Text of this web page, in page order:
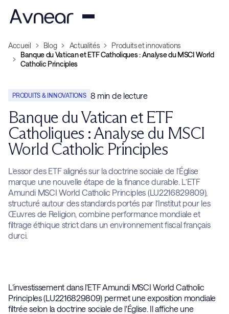
Accueil Blog Actualités
Produits et innovations
Banque du Vatican et ETF Catholiques : Analyse du MSCI World
Catholic Principles
PRODUITS & INNOVATIONS 8 min de lecture
Banque du Vatican et ETF
Catholiques : Analyse du MSCI
World Catholic Principles
L’essor des ETF alignés sur la doctrine sociale de l’Église
marque une nouvelle étape de la finance durable. L’ETF
Amundi MSCI World Catholic Principles (LU2216829809),
structuré autour des standards portés par l’Institut pour les
Œuvres de Religion, combine performance mondiale et
filtrage éthique strict dans un environnement fiscal français
durci.
L’investissement dans l'ETF Amundi MSCI World Catholic
Principles (LU2216829809) permet une exposition mondiale
filtrée selon la doctrine sociale de l'Église. Il affiche une